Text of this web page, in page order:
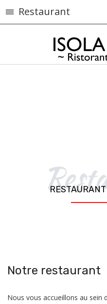
Restaurant
Notre restaurant
Nous vous accueillons au sein